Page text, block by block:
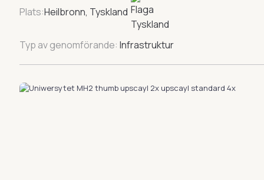
Plats:Heilbronn, Tyskland
Typ av genomförande: Infrastruktur